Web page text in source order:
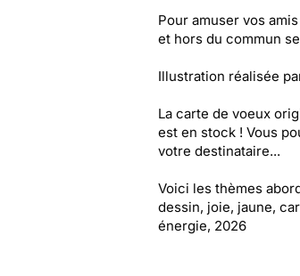
Pour amuser vos
et hors du commun
Illustration réalisée
La carte de voeux
est en stock ! Vous
votre destinataire...
Voici les thèmes
dessin, joie, jaune,
énergie, 2026